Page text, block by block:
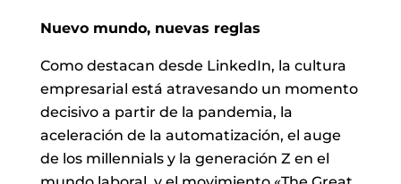
Nuevo mundo, nuevas reglas
Como destacan desde LinkedIn, la cultura
empresarial está atravesando un momento
decisivo a partir de la pandemia, la
aceleración de la automatización, el auge
de los millennials y la generación Z en el